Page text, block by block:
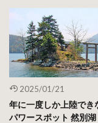
2025/01/21
年に一度しか上陸でき
パワースポット 然別